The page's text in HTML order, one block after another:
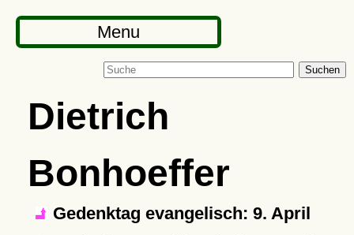
Menu
Suchen
Dietrich
Bonhoeffer
Gedenktag evangelisch: 9. April